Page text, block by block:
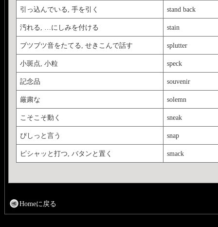
引っ込んでいる, 手を引く stand back
汚れる, …にしみを付ける stain
ブツブツ音をたてる, せきこんで話す splutter
小斑点, 小粒 speck
記念品 souvenir
厳粛な solemn
こそこそ動く sneak
ぴしっと言う snap
ピシャッと打つ, バタンと置く smack
Homeに戻る